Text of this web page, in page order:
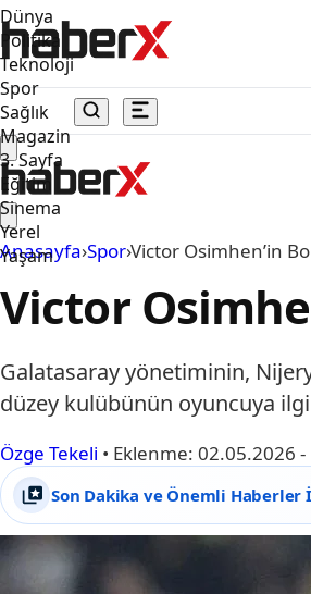
Dünya
Politika
Teknoloji
Spor
Sağlık
Magazin
3. Sayfa
Eğitim
Sinema
Yerel
Yaşam
Anasayfa›Spor›Victor Osimhen’in
Victor
Galatasaray yönetiminin,
düzey kulübünün oyuncuya
Özge Tekeli • Eklenme: 02.05.2026 -
Son Dakika ve Önemli Haberler